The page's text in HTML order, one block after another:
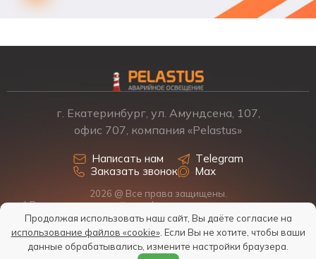
г. Екатеринбург, ул. Амундсена, 107,
офис 707, компания «Pelastus»
Написать нам
Заказать звонок
Telegram
Max
2026 @ Все права защищены.
* Размещенная на сайте информация о товарах и ценах не
является офертой, наличие, стоимость, условия поставки
обсуждаются индивидуально у менеджеров.
Политика обработки персональных данных
Продолжая использовать наш сайт, Вы даёте согласие на
использование файлов «cookie». Если Вы не хотите, чтобы ваши
данные обрабатывались, измените настройки браузера.